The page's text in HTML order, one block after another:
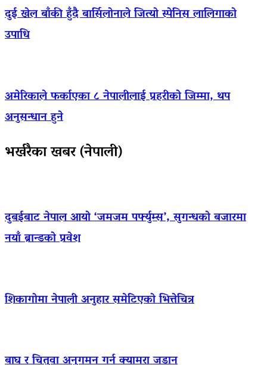
दुई खेल बाँकी हुँदै बार्सिलोनाले जित्यो स्पेनिस लालिगाको
उपाधि
अमेरिकाले फर्काएका ८ नेपालीलाई प्रहरीको जिम्मा, थप
अनुसन्धान हुने
भर्खरैका खबर (नेपाली)
दुबईबाट नेपाल आयो ‘जमजम पर्फ्युम्स’, सुगन्धको बजारमा
नयाँ ब्रान्डको प्रवेश
शिकागोमा नेपाली अनुहार समेटिएको भित्तेचित्र